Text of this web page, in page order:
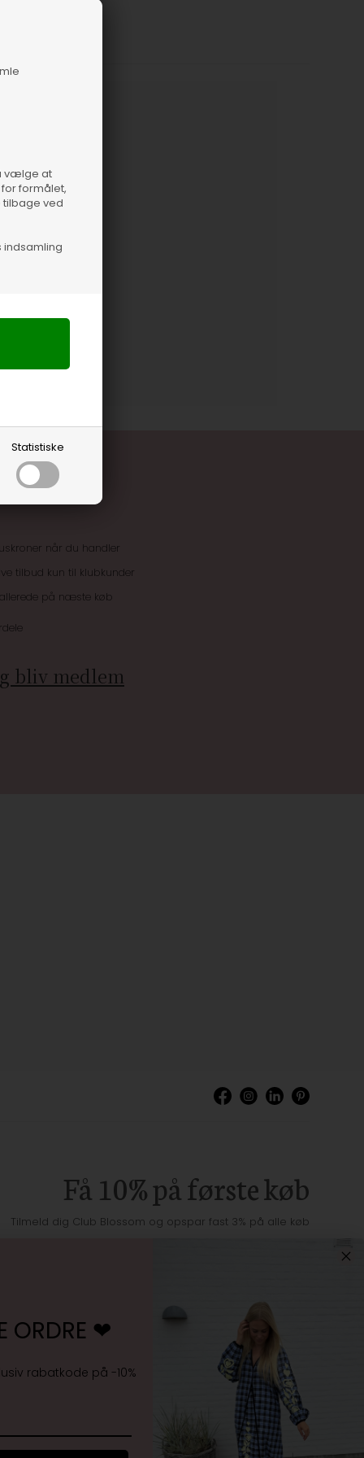
vælge at
formålet,
tilbage ved
indsamling
Statistiske
når du handler
tilbud kun til klubkunder
på næste køb
bliv medlem
Få 10% på første køb
Tilmeld dig Club Blossom og opspar fast 3% på alle køb
Jeg accepterervilkårene samt markedsføring
ORDRE ❤︎
rabatkode på -10%